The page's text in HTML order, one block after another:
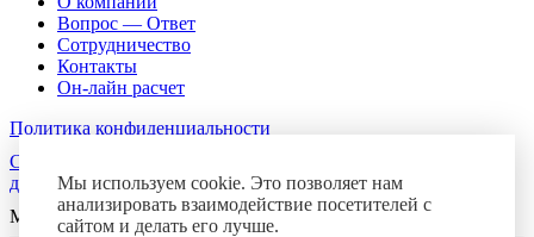
Вопрос — Ответ
Сотрудничество
Контакты
Он-лайн расчет
Политика конфиденциальности
Согласие посетителя сайта на обработку персональных
данных
Мы в соцсетях
Мы используем cookie. Это позволяет нам
анализировать взаимодействие посетителей с
сайтом и делать его лучше.